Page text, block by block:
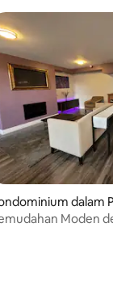
4.85 daripada 5,
dalam
Harapan Moden